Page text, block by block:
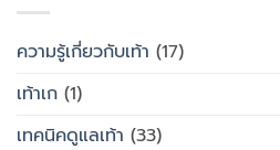
ความรู้เกี่ยวกับเท้า (17)
เท้าเก (1)
เทคนิคดูแลเท้า (33)